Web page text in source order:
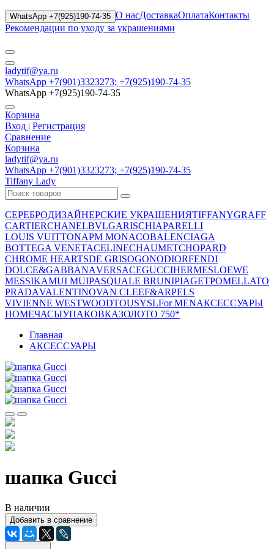
WhatsApp +7(925)190-74-35 О насДоставкаОплатаКонтакты
Рекомендации по уходу за украшениями
ladytif@ya.ru
WhatsApp +7(901)3323273; +7(925)190-74-35
WhatsApp +7(925)190-74-35
Корзина
Вход | Регистрация
Сравнение
Корзина
ladytif@ya.ru
WhatsApp +7(901)3323273; +7(925)190-74-35
Tiffany Lady
СЕРЕБРОДИЗАЙНЕРСКИЕ УКРАШЕНИЯTIFFANYGRAFF
CARTIERCHANELBVLGARISCHIAPARELLI
LOUIS VUITTONAPM MONACOBALENCIAGA
BOTTEGA VENETACELINECHAUMETCHOPARD
CHROME HEARTSDE GRISOGONODIORFENDI
DOLCE&GABBANAVERSACEGUCCIHERMESLOEWE
MESSIKAMUI MUIPASQUALE BRUNIPIAGETPOMELLATO
PRADAVALENTINOVAN CLEEF&ARPELS
VIVIENNE WESTWOODTOUSYSLFor MENАКСЕССУАРЫ
HOMEЧАСЫУПАКОВКАЗОЛОТО 750*
Главная
АКСЕССУАРЫ
шапка Gucci
В наличии
Добавить в сравнение